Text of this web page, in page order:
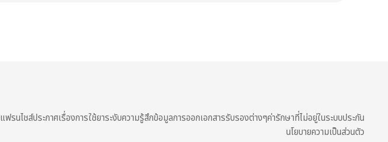
แฟรนไชส์ประกาศเรื่องการใช้ยาระงับความรู้สึกข้อมูลการออกเอกสารรับรองต่างๆค่ารักษาที่ไม่อยู่ในระบบประกัน
นโยบายความเป็นส่วนตัว